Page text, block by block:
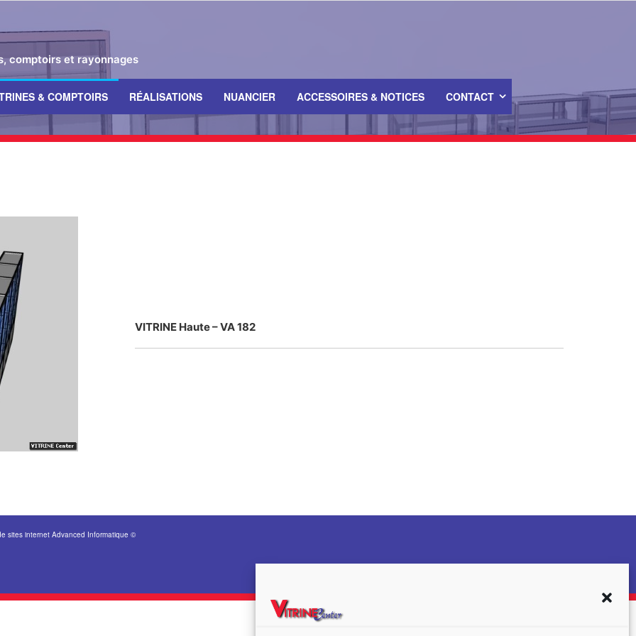
comptoirs et rayonnages
& COMPTOIRS RÉALISATIONS NUANCIER ACCESSOIRES & NOTICES CONTACT
VITRINE Haute – VA 182
sites internet Advanced Informatique ©